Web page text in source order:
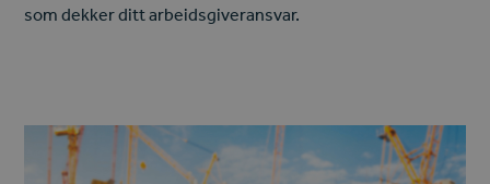
som dekker ditt arbeidsgiveransvar.